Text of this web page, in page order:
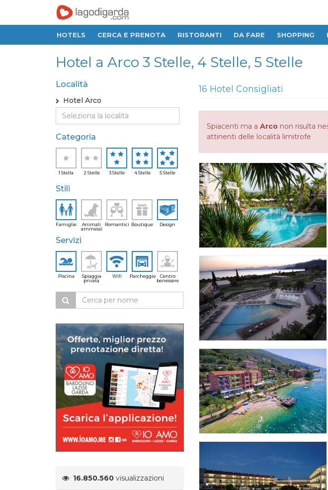
HOTELS CERCA E PRENOTA RISTORANTI DA FARE SHOPPING
Hotel a Arco 3 Stelle, 4 Stelle, 5 Stelle
Località
Hotel Arco
Categoria
1 Stella 2 Stelle 3 Stelle 4 Stelle 5 Stelle
Stili
Famiglie
Animali
ammessi
Romantici Boutique Design
Servizi
Piscina
Spiaggia
privata
Wifi Parcheggio
Centro
benessere
16.850.560 visualizzazioni
16 Hotel Consigliati
Spiacenti ma a Arconon risulta
attinenti delle località limitrofe